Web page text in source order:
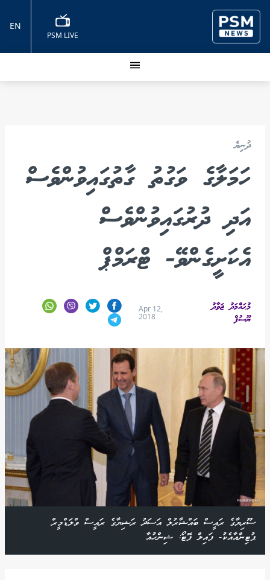
PSM LIVE
EN
ދުނިޔެ
ހަމަލާގެ ވަގުތު ގާތުގައިވުންވެސް
އަދި ދުރުގައިވުންވެސް
އެކަށީގެންވޭ- ޓްރަމްޕް
މުޙައްމަދު ޖަވާދު
ޔޫސުފް
Apr 12,
2018
ސޫރިޔާގެ ރައީސް ބައްޝާރުލް އަސަދު ރަޝިޔާގެ ރައީސް ވްލަޑްމީރް
ޕުޓިންއާއެކު- ފައިލް ފޮޓޯ: ޝިންހުއާ